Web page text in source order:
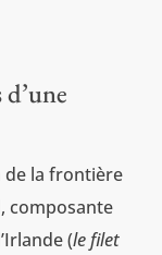
de la frontière
composante
(le filet